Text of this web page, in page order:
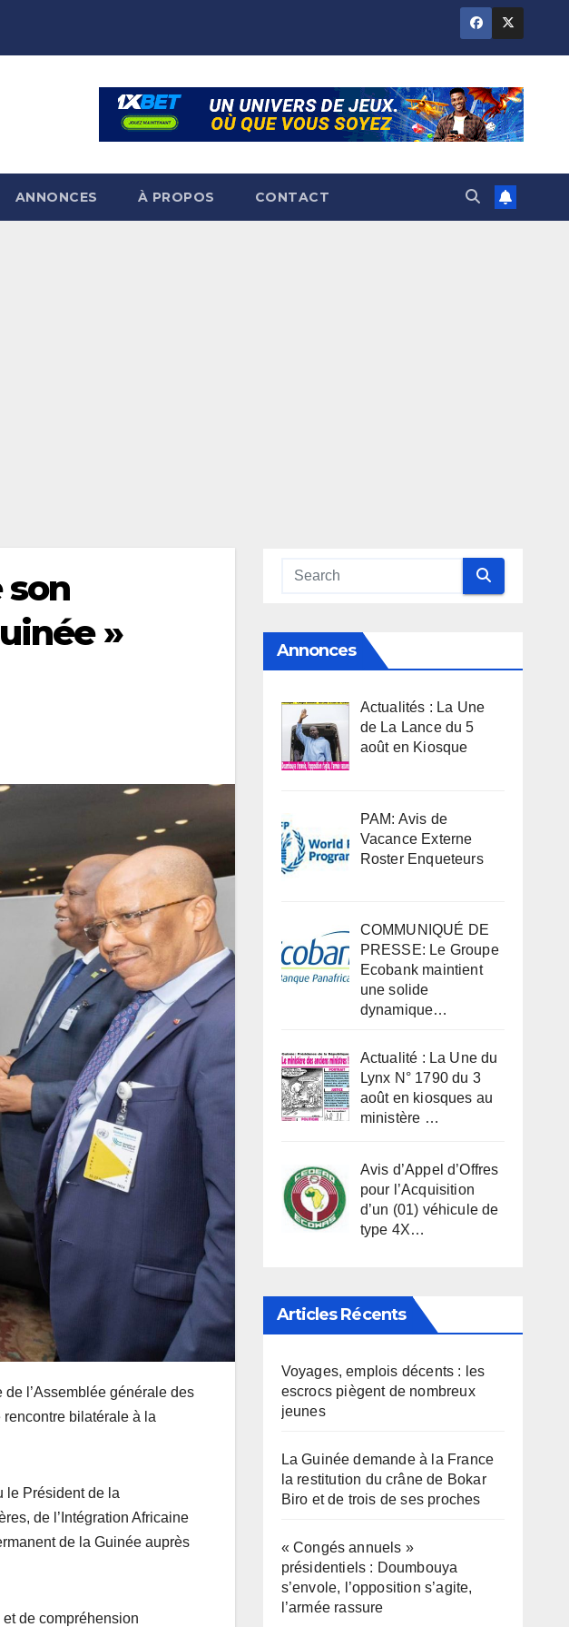
ANNONCES À PROPOS CONTACT
son
»
l’Assemblée générale des
bilatérale à la
le Président de la
de l’Intégration Africaine
de la Guinée auprès
de compréhension
Annonces
Actualités : La Une
de La Lance du 5
août en Kiosque
PAM: Avis de
Vacance Externe
Roster Enqueteurs
COMMUNIQUÉ DE
PRESSE: Le Groupe
Ecobank maintient
une solide
dynamique…
Actualité : La Une du
Lynx N° 1790 du 3
août en kiosques au
ministère …
Avis d’Appel d’Offres
pour l’Acquisition
d’un (01) véhicule de
type 4X…
Articles Récents
Voyages, emplois décents : les
escrocs piègent de nombreux
jeunes
La Guinée demande à la France
la restitution du crâne de Bokar
Biro et de trois de ses proches
« Congés annuels »
présidentiels : Doumbouya
s’envole, l’opposition s’agite,
l’armée rassure